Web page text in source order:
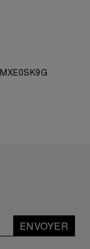
MXE0SK9G
ENVOYER